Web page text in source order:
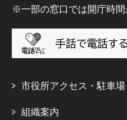
※一部の窓口では開庁時
市役所アクセス・駐車場
組織案内